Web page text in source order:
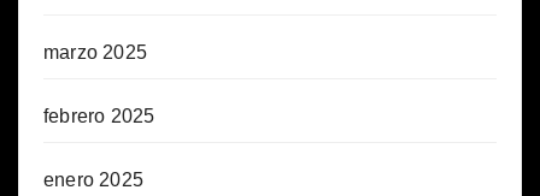
marzo 2025
febrero 2025
enero 2025